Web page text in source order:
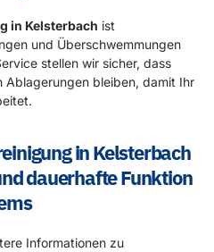
in Kelsterbach ist
und Überschwemmungen
stellen wir sicher, dass
Ablagerungen bleiben, damit Ihr
in Kelsterbach
dauerhafte Funktion
Informationen zu